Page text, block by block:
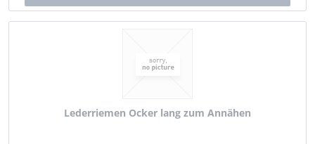
Lederriemen Ocker lang zum Annähen